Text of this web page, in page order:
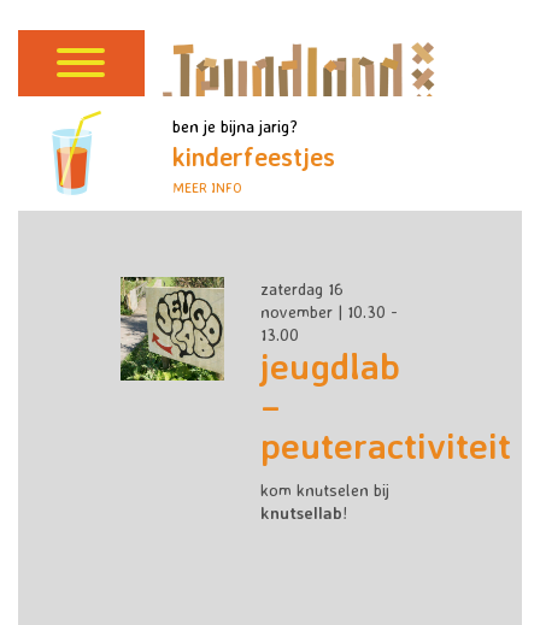
ben je bijna jarig?
kinderfeestjes
MEER INFO
zaterdag 16
november | 10.30 -
13.00
jeugdlab
–
peuteractiviteit
kom knutselen bij
knutsellab!